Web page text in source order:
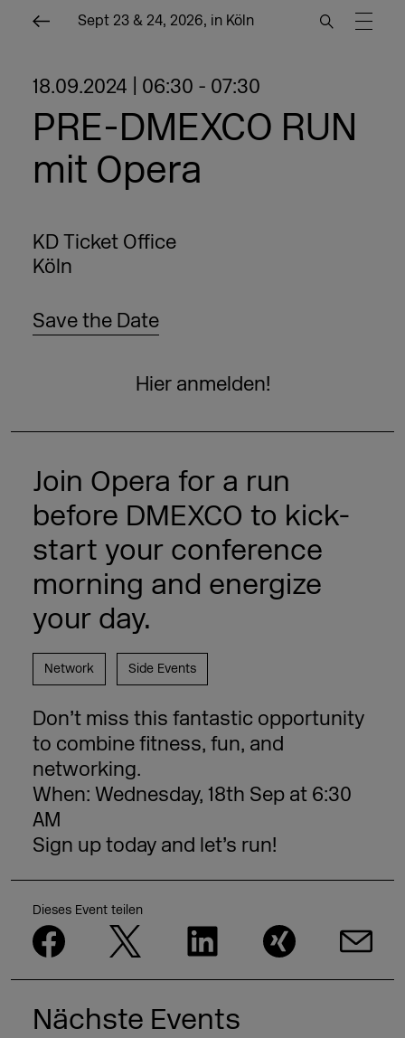
Sept 23 & 24, 2026, in Köln
18.09.2024 | 06:30 - 07:30
PRE-DMEXCO RUN
mit Opera
KD Ticket Office
Köln
Save the Date
Hier anmelden!
Join Opera for a run
before DMEXCO to kick-
start your conference
morning and energize
your day.
Network Side Events
Don’t miss this fantastic opportunity
to combine fitness, fun, and
networking.
When: Wednesday, 18th Sep at 6:30
AM
Sign up today and let’s run!
Dieses Event teilen
Nächste Events